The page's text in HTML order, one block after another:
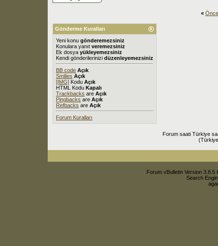
«
Gönderme Kuralları
Yeni konu gönderemezsiniz
Konulara yanıt veremezsiniz
Ek dosya yükleyemezsiniz
Kendi gönderilerinizi düzenleyemezsiniz
BB code Açık
Smilies Açık
[IMG] Kodu Açık
HTML Kodu Kapalı
Trackbacks are Açık
Pingbacks are Açık
Refbacks are Açık
Forum Kuralları
Forum saati Türkiye
Forum vBulletin Version
Search